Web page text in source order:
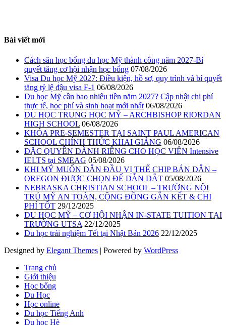
Bài viết mới
Cách săn học bổng du học Mỹ thành công năm 2027-Bí
quyết tăng cơ hội nhận học bổng 07/08/2026
Visa Du học Mỹ 2027: Điều kiện, hồ sơ, quy trình và bí quyết
tăng tỷ lệ đậu visa F-1 06/08/2026
Du học Mỹ cần bao nhiêu tiền năm 2027? Cập nhật chi phí
thực tế, học phí và sinh hoạt mới nhất 06/08/2026
DU HỌC TRUNG HỌC MỸ – ARCHBISHOP RIORDAN
HIGH SCHOOL 06/08/2026
KHÓA PRE-SEMESTER TẠI SAINT PAUL AMERICAN
SCHOOL CHÍNH THỨC KHAI GIẢNG 06/08/2026
ĐẶC QUYỀN DÀNH RIÊNG CHO HỌC VIÊN Intensive
IELTS tại SMEAG 05/08/2026
KHI MỸ MUỐN DẪN ĐẦU VỊ THẾ CHIP BÁN DẪN –
OREGON ĐƯỢC CHỌN ĐỂ DẪN DẮT 05/08/2026
NEBRASKA CHRISTIAN SCHOOL – TRƯỜNG NỘI
TRÚ MỸ AN TOÀN, CỘNG ĐỒNG GẮN KẾT & CHI
PHÍ TỐT 29/12/2025
DU HỌC MỸ – CƠ HỘI NHẬN IN-STATE TUITION TẠI
TRƯỜNG UTSA 22/12/2025
Du học trải nghiệm Tết tại Nhật Bản 2026 22/12/2025
Designed by Elegant Themes | Powered by WordPress
Trang chủ
Giới thiệu
Học bổng
Du Học
Học online
Du học Tiếng Anh
Du học Hè